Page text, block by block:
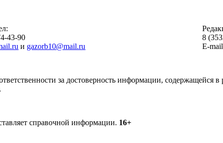
43-90
и gazorb10@mail.ru
8
E-
за достоверность информации, содержащейся
справочной информации. 16+